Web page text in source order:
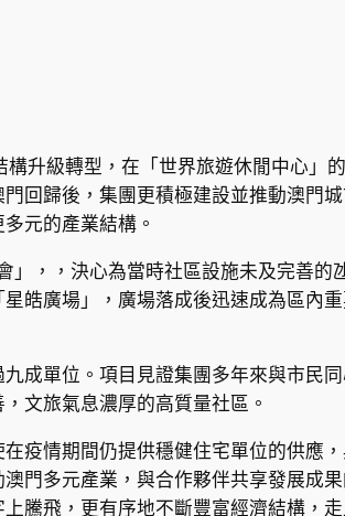
升級轉型，在「世界旅遊休閒中心」
回歸後，集團更積極建設並推動澳門
元的產業結構。
，，決心為當時社區設施未及完善
皓廣場」，廣場落成後迅速成為區內
成單位。項目見證集團多年來與市民
文旅氣息濃厚的高質量社區。
疫情期間仍提供穩健住宅單位的供應
門多元產業，與合作夥伴共享發展成
騰飛，更有序地不斷豐富經濟結構，